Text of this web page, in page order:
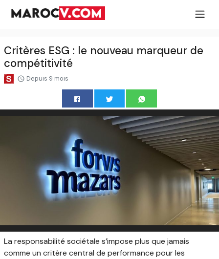
Critères ESG : le nouveau marqueur de
compétitivité
Depuis 9 mois
La responsabilité sociétale s’impose plus que jamais
comme un critère central de performance pour les